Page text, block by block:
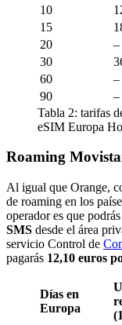
10
15
20
–
30
60
–
90
–
Tabla 2: tarifas
eSIM Europa
Roaming
Al igual que Orange,
de roaming en los
operador es que
SMS desde el área
servicio Control de
pagarás 12,10 euros
Días en
Europa